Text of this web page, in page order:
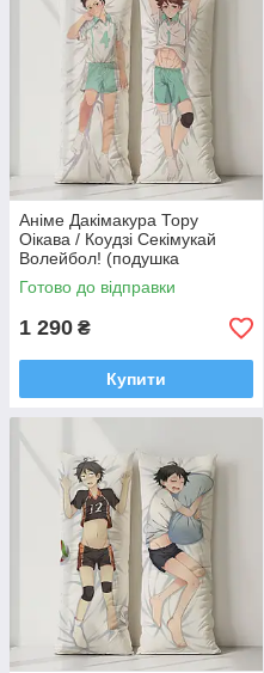
Аніме Дакімакура Тору
Оікава / Коудзі Секімукай
Волейбол! (подушка
обіймашка) 120*40 см
Готово до відправки
1 290 ₴
Купити